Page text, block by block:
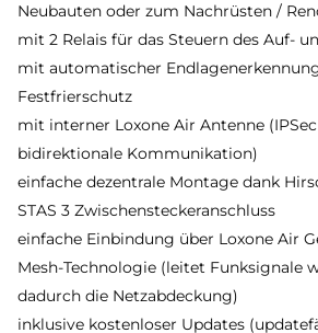
Neubauten oder zum Nachrüsten /
mit 2 Relais für das Steuern des Auf-
mit automatischer
Festfrierschutz
mit interner Loxone Air Antenne
bidirektionale Kommunikation)
einfache dezentrale Montage dank
STAS 3 Zwischensteckeranschluss
einfache Einbindung über Loxone Air
Mesh-Technologie (leitet Funksignale
dadurch die Netzabdeckung)
inklusive kostenloser Updates